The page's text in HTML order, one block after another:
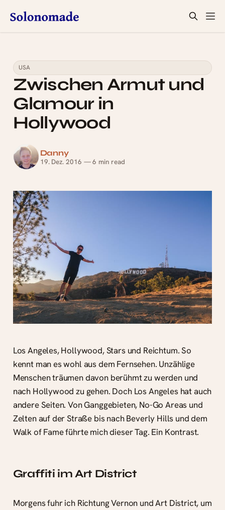
USA
Zwischen Armut und
Glamour in
Hollywood
Danny
19. Dez. 2016 —6 min read
Los Angeles, Hollywood, Stars und Reichtum. So
kennt man es wohl aus dem Fernsehen. Unzählige
Menschen träumen davon berühmt zu werden und
nach Hollywood zu gehen. Doch Los Angeles hat auch
andere Seiten. Von Ganggebieten, No-Go Areas und
Zelten auf der Straße bis nach Beverly Hills und dem
Walk of Fame führte mich dieser Tag. Ein Kontrast.
Graffiti im Art District
Morgens fuhr ich Richtung Vernon und Art District, um